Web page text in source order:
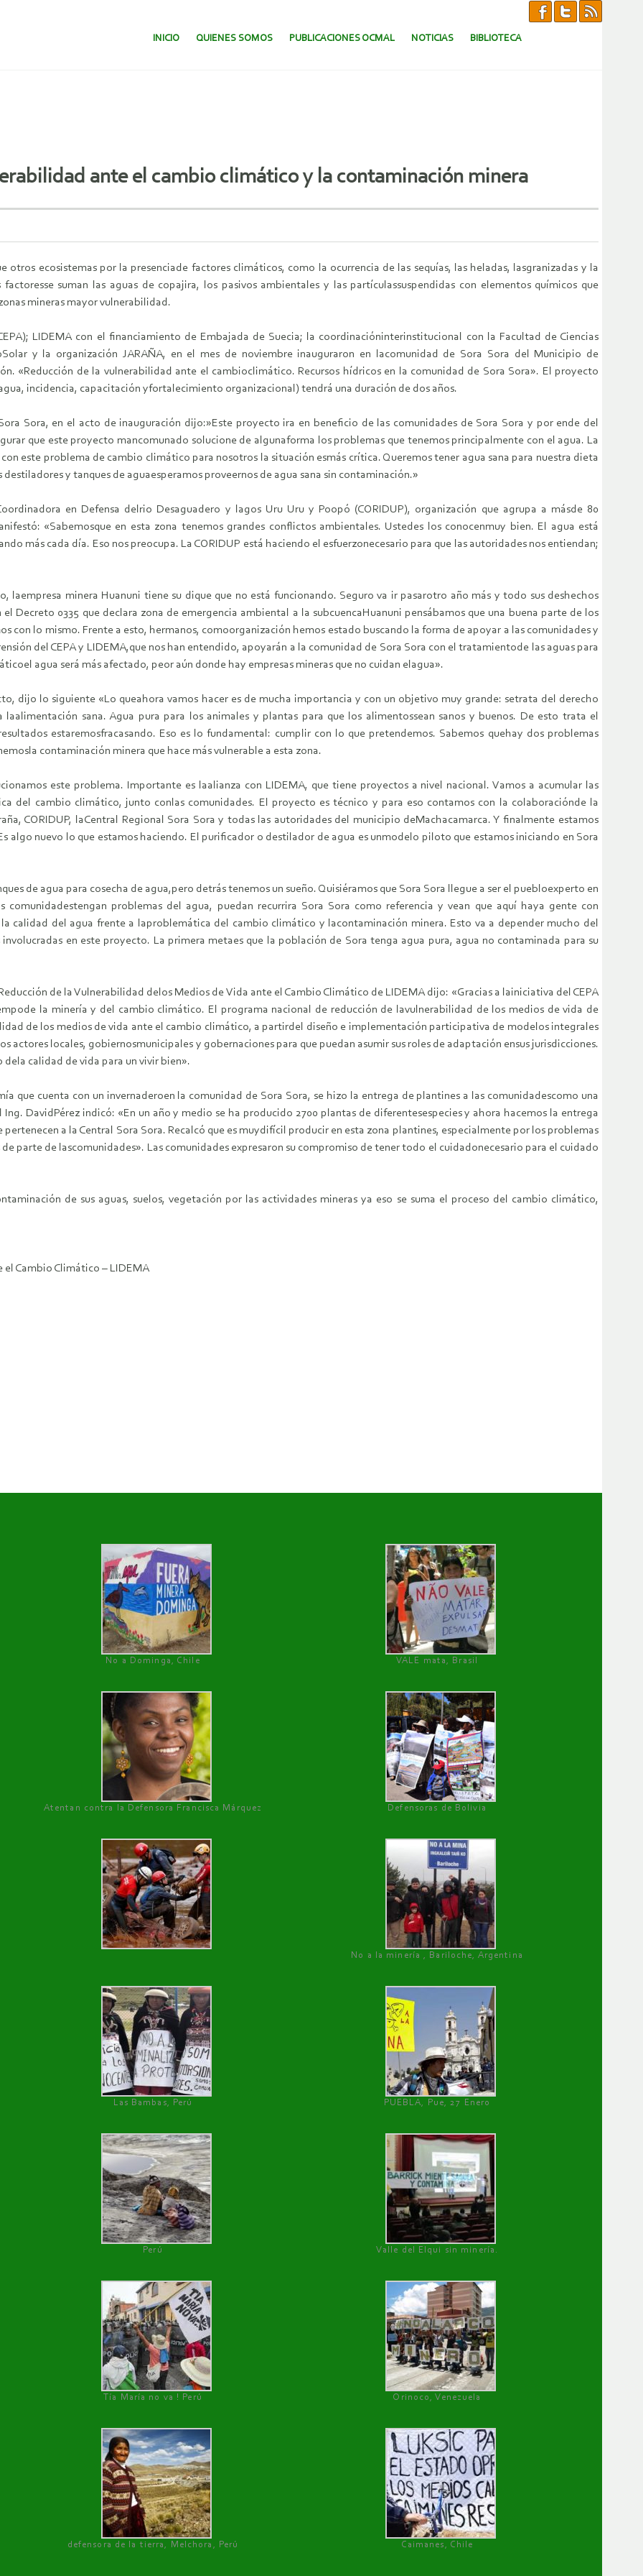
SALTAR AL CONTENIDO.
INICIO QUIENES SOMOS PUBLICACIONES OCMAL NOTICIAS BIBLIOTECA
ante el cambio climático y la contaminación minera
otros ecosistemas por la presenciade factores climáticos, como la ocurrencia de las sequías, las heladas, lasgranizadas y la
suman las aguas de copajira, los pasivos ambientales y las partículassuspendidas con elementos químicos que
mineras mayor vulnerabilidad.
LIDEMA con el financiamiento de Embajada de Suecia; la coordinacióninterinstitucional con la Facultad de Ciencias
y la organización JARAÑA, en el mes de noviembre inauguraron en lacomunidad de Sora Sora del Municipio de
«Reducción de la vulnerabilidad ante el cambioclimático. Recursos hídricos en la comunidad de Sora Sora». El proyecto
incidencia, capacitación yfortalecimiento organizacional) tendrá una duración de dos años.
Sora, en el acto de inauguración dijo:»Este proyecto ira en beneficio de las comunidades de Sora Sora y por ende del
que este proyecto mancomunado solucione de algunaforma los problemas que tenemos principalmente con el agua. La
este problema de cambio climático para nosotros la situación esmás crítica. Queremos tener agua sana para nuestra dieta
y tanques de aguaesperamos proveernos de agua sana sin contaminación.»
en Defensa delrio Desaguadero y lagos Uru Uru y Poopó (CORIDUP), organización que agrupa a másde 80
«Sabemosque en esta zona tenemos grandes conflictos ambientales. Ustedes los conocenmuy bien. El agua está
más cada día. Eso nos preocupa. La CORIDUP está haciendo el esfuerzonecesario para que las autoridades nos entiendan;
laempresa minera Huanuni tiene su dique que no está funcionando. Seguro va ir pasarotro año más y todo sus deshechos
Decreto 0335 que declara zona de emergencia ambiental a la subcuencaHuanuni pensábamos que una buena parte de los
con lo mismo. Frente a esto, hermanos, comoorganización hemos estado buscando la forma de apoyar a las comunidades y
del CEPA y LIDEMA,que nos han entendido, apoyarán a la comunidad de Sora Sora con el tratamientode las aguas para
agua será más afectado, peor aún donde hay empresas mineras que no cuidan elagua».
dijo lo siguiente «Lo queahora vamos hacer es de mucha importancia y con un objetivo muy grande: setrata del derecho
sana. Agua pura para los animales y plantas para que los alimentossean sanos y buenos. De esto trata el
estaremosfracasando. Eso es lo fundamental: cumplir con lo que pretendemos. Sabemos quehay dos problemas
contaminación minera que hace más vulnerable a esta zona.
este problema. Importante es laalianza con LIDEMA, que tiene proyectos a nivel nacional. Vamos a acumular las
del cambio climático, junto conlas comunidades. El proyecto es técnico y para eso contamos con la colaboraciónde la
CORIDUP, laCentral Regional Sora Sora y todas las autoridades del municipio deMachacamarca. Y finalmente estamos
algo nuevo lo que estamos haciendo. El purificador o destilador de agua es unmodelo piloto que estamos iniciando en Sora
de agua para cosecha de agua,pero detrás tenemos un sueño. Quisiéramos que Sora Sora llegue a ser el puebloexperto en
problemas del agua, puedan recurrira Sora Sora como referencia y vean que aquí haya gente con
calidad del agua frente a laproblemática del cambio climático y lacontaminación minera. Esto va a depender mucho del
en este proyecto. La primera metaes que la población de Sora tenga agua pura, agua no contaminada para su
de la Vulnerabilidad delos Medios de Vida ante el Cambio Climático de LIDEMA dijo: «Gracias a lainiciativa del CEPA
la minería y del cambio climático. El programa nacional de reducción de lavulnerabilidad de los medios de vida de
de los medios de vida ante el cambio climático, a partirdel diseño e implementación participativa de modelos integrales
actores locales, gobiernosmunicipales y gobernaciones para que puedan asumir sus roles de adaptación ensus jurisdicciones.
calidad de vida para un vivir bien».
que cuenta con un invernaderoen la comunidad de Sora Sora, se hizo la entrega de plantines a las comunidadescomo una
DavidPérez indicó: «En un año y medio se ha producido 2700 plantas de diferentesespecies y ahora hacemos la entrega
pertenecen a la Central Sora Sora. Recalcó que es muydifícil producir en esta zona plantines, especialmente por los problemas
parte de lascomunidades». Las comunidades expresaron su compromiso de tener todo el cuidadonecesario para el cuidado
de sus aguas, suelos, vegetación por las actividades mineras ya eso se suma el proceso del cambio climático,
el Cambio Climático – LIDEMA
No a Dominga, Chile
VALE mata, Brasil
Atentan contra la Defensora Francisca Márquez Defensoras de Bolivia
No a la minería , Bariloche, Argentina
Las Bambas, Perú PUEBLA, Pue, 27 Enero
Perú Valle del Elqui sin minería.
Tía María no va ! Perú Orinoco, Venezuela
defensora de la tierra, Melchora, Perú Caimanes, Chile